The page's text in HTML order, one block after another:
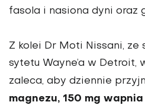
fasola i nasiona dyni oraz
Z kolei Dr Moti Nissa­ni,
sytetu Wayne’a w Detroit,
zale­ca, aby dziennie
magne­zu, 150 mg